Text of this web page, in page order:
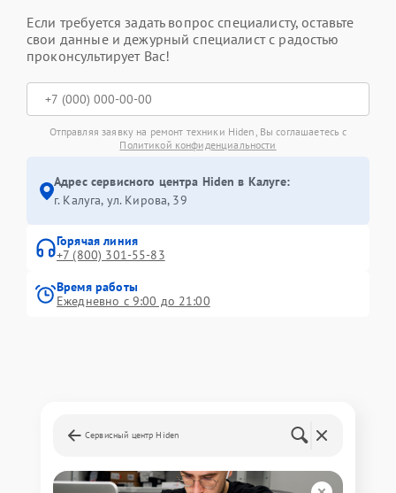
Если требуется задать вопрос специалисту, оставьте
свои данные и дежурный специалист с радостью
проконсультирует Вас!
Отправляя заявку на ремонт техники Hiden, Вы соглашаетесь с
Политикой конфиденциальности
Адрес сервисного центра Hiden в Калуге:
г. Калуга, ул. Кирова, 39
Горячая линия
+7 (800) 301-55-83
Время работы
Ежедневно с 9:00 до 21:00
Сервисный центр Hiden